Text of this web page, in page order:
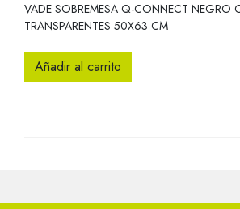
VADE SOBREMESA Q-CONNECT NEGRO
TRANSPARENTES 50X63 CM
Añadir al carrito